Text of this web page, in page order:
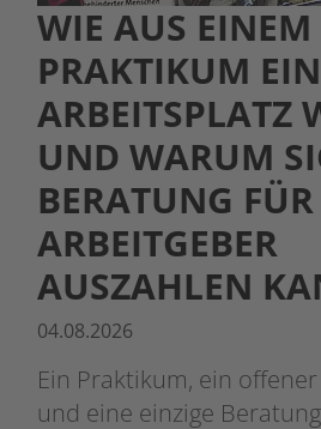
WIE AUS EINEM
PRAKTIKUM
ARBEITSPLATZ
UND WARUM
BERATUNG FÜR
ARBEITGEBER
AUSZAHLEN
04.08.2026
Ein Praktikum, ein
und eine einzige